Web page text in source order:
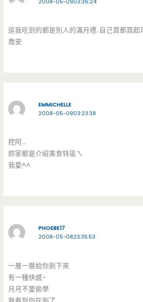
2008-05-0903:36:24
這我吃到的都是別人的滿月禮..自己買都買起
喬安
EMMICHELLE
2008-05-0903:23:38
挖阿…
妳家都是介紹美食特區ㄟ
我愛^^
PHOEBE17
2008-05-0823:35:53
一層一層給你剝下來
有一種快感~
月月不要偷學